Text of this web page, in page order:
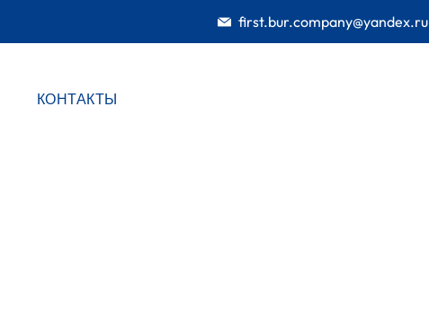
first.bur.company@yandex.ru
КОНТАКТЫ